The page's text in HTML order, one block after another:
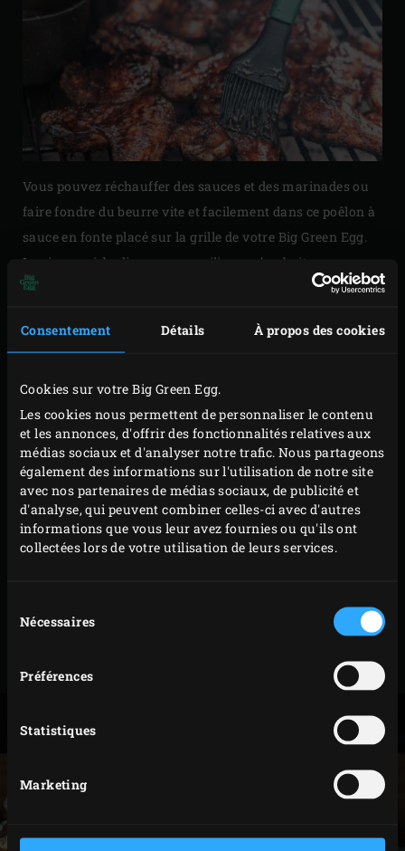
Consentement Détails À propos des cookies
Cookies sur votre Big Green Egg.
Les cookies nous permettent de personnaliser le contenu
et les annonces, d'offrir des fonctionnalités relatives aux
médias sociaux et d'analyser notre trafic. Nous partageons
également des informations sur l'utilisation de notre site
avec nos partenaires de médias sociaux, de publicité et
d'analyse, qui peuvent combiner celles-ci avec d'autres
informations que vous leur avez fournies ou qu'ils ont
collectées lors de votre utilisation de leurs services.
duNécessaires
Préférences
Statistiques
Marketing
Vous pouvez réchauffer des sauces et des marinades ou
faire fondre du beurre vite et facilement dans ce poêlon à
sauce en fonte placé sur la grille de votre Big Green Egg.
Le pinceau à badigeonner en silicone s’emboite
parfaitement dans la poignée de la casserole afin de ne
de le retirer avant de poser la casserole dans l’EGG !
épis de maïs, d’une petite marinade au miel pour
accompagner du poulet ou d’une sauce au cidre et aux
pommes pour votre plat de porc : la casserole à sauce en
fonte avec pinceau (Cast Iron Sauce Pot with Basting
Brush) à badigeonner se tient à votre service ! Et comme
la fonte retient particulièrement bien la chaleur, vos
sauces restent chaudes longtemps, même après avoir
longue durée de vie.
Code 127822